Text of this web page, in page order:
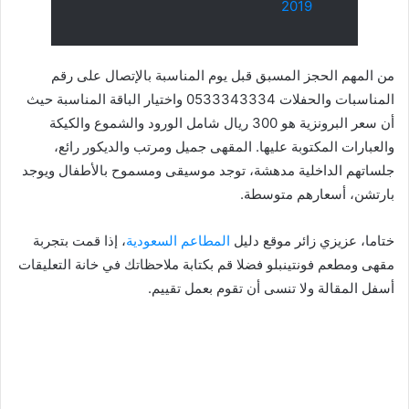
2019
من المهم الحجز المسبق قبل يوم المناسبة بالإتصال على رقم
المناسبات والحفلات 0533343334 واختيار الباقة المناسبة حيث
أن سعر البرونزية هو 300 ريال شامل الورود والشموع والكيكة
والعبارات المكتوبة عليها. المقهى جميل ومرتب والديكور رائع،
جلساتهم الداخلية مدهشة، توجد موسيقى ومسموح بالأطفال ويوجد
بارتشن، أسعارهم متوسطة.
ختاما، عزيزي زائر موقع دليل المطاعم السعودية، إذا قمت بتجربة
مقهى ومطعم فونتينبلو فضلا قم بكتابة ملاحظاتك في خانة التعليقات
أسفل المقالة ولا تنسى أن تقوم بعمل تقييم.